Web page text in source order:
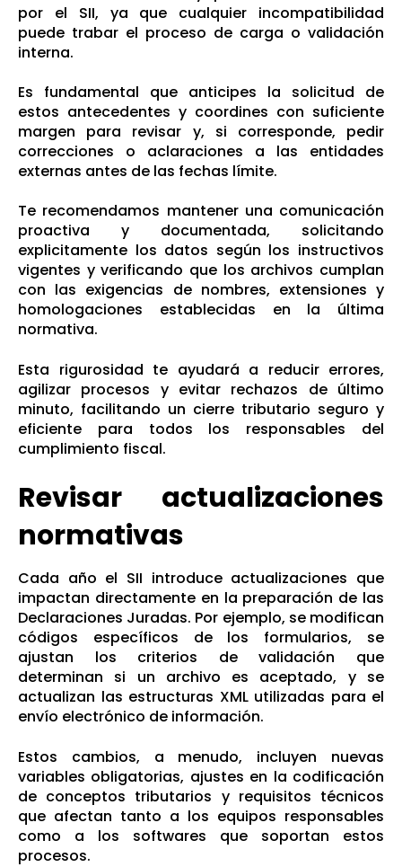
por el SII, ya que cualquier incompatibilidad
puede trabar el proceso de carga o validación
interna.
Es fundamental que anticipes la solicitud de
estos antecedentes y coordines con suficiente
margen para revisar y, si corresponde, pedir
correcciones o aclaraciones a las entidades
externas antes de las fechas límite.
Te recomendamos mantener una comunicación
proactiva y documentada, solicitando
explicitamente los datos según los instructivos
vigentes y verificando que los archivos cumplan
con las exigencias de nombres, extensiones y
homologaciones establecidas en la última
normativa.
Esta rigurosidad te ayudará a reducir errores,
agilizar procesos y evitar rechazos de último
minuto, facilitando un cierre tributario seguro y
eficiente para todos los responsables del
cumplimiento fiscal.
Revisar actualizaciones
normativas
Cada año el SII introduce actualizaciones que
impactan directamente en la preparación de las
Declaraciones Juradas. Por ejemplo, se modifican
códigos específicos de los formularios, se
ajustan los criterios de validación que
determinan si un archivo es aceptado, y se
actualizan las estructuras XML utilizadas para el
envío electrónico de información.
Estos cambios, a menudo, incluyen nuevas
variables obligatorias, ajustes en la codificación
de conceptos tributarios y requisitos técnicos
que afectan tanto a los equipos responsables
como a los softwares que soportan estos
procesos.